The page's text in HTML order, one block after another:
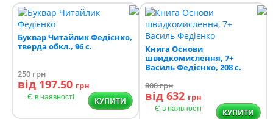
Буквар Читайлик Федієнко,
тверда обкл., 96 с.
250грн
від 197.50 грн
Є в наявності КУПИТИ
Книга Основи
швидкомислення, 7+
Василь Федієнко, 208 с.
800грн
від 632 грн
Є в наявності КУПИТИ